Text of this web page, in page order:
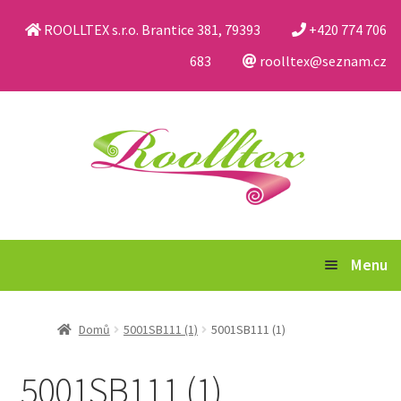
ROOLLTEX s.r.o. Brantice 381, 79393
+420 774 706
683
roolltex@seznam.cz
Menu
Domů 5001SB111 (1) 5001SB111 (1)
5001SB111 (1)